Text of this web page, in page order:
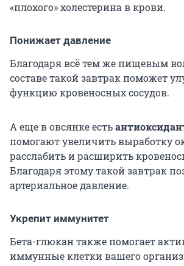
«плохого» холестерина в крови.
Понижает давление
Благодаря всё тем же пищевым
составе такой завтрак поможет
функцию кровеносных сосудов.
А еще в овсянке есть
помогают увеличить выработку
расслабить и расширить
Благодаря этому такой завтрак
артериальное давление.
Укрепит иммунитет
Бета-глюкан также помогает
иммунные клетки вашего